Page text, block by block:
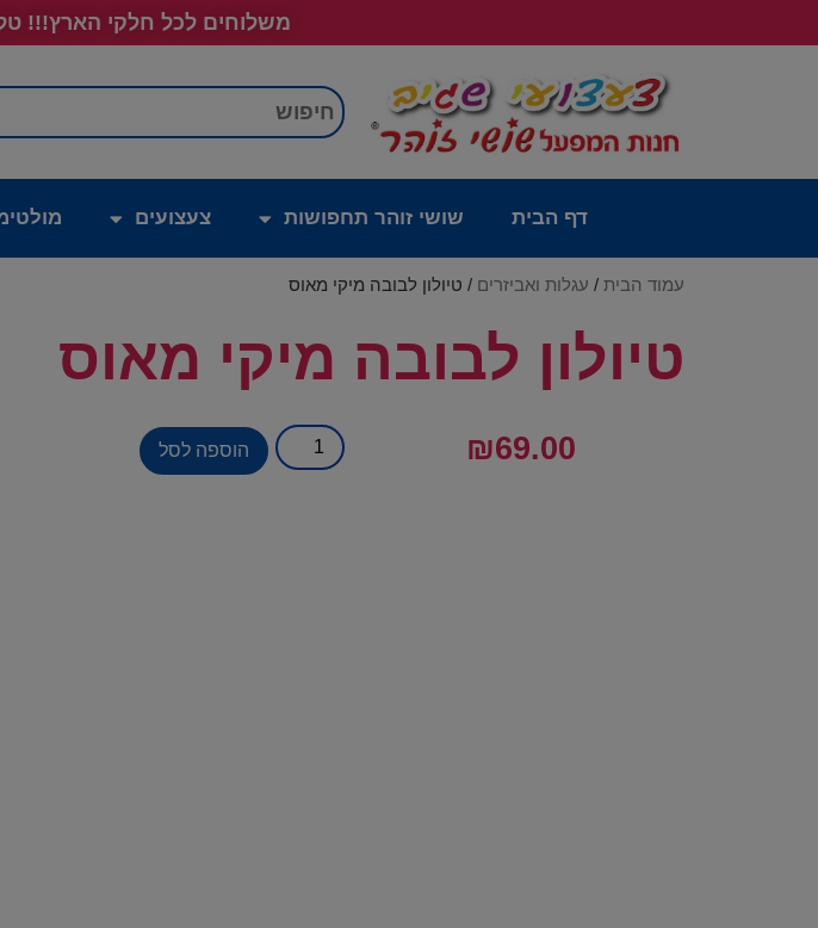
משלוחים לכל חלקי הארץ!!! טל: 0546368954,
דף הבית שושי זוהר תחפושות צעצועים
עמוד הבית / עגלות ואביזרים / טיולון לבובה מיקי מאוס
טיולון לבובה מיקי מאוס
₪69.00 הוספה לסל